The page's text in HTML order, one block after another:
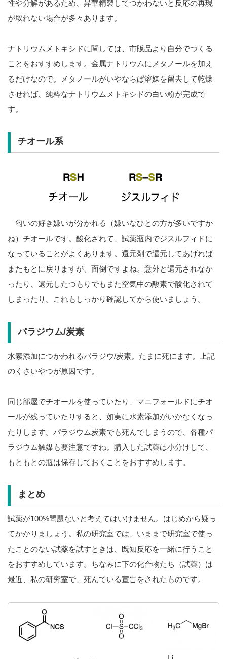
性や分解があるため、昇華精製してつかわないと反応の再現
が取れない場合が多々あります。
ナトリウムメトキシドに関しては、市販品より自分でつくる
ことをおすすめします。金属ナトリウムにメタノールを加え
るだけなので。メタノールがいやならば溶媒を留去して乾燥
させれば、純粋なナトリウムメトキシドの白い粉が完成で
す。
チオール系
匂いの好き嫌いが分かれる（嫌いなひとの方が多いですか
ね）チオールです。酸化されて、試薬瓶内でジスルフィドに
なっていることがよくあります。還元剤で還元してあげれば
またもとに戻りますが、面倒ですよね。意外と還元されなか
ったり、還元したつもりでもまた空気中の酸素で酸化されて
しまったり。これもしっかり確認してから使いましょう。
パラジウム/炭素
水素添加につかわれるパラジウ/炭素。たまに死にます。上記
のくさいやつが原因です。
同じ部屋でチオールを使っていたり、マニフォールドにチオ
ールが残っていたりすると、如実に水素添加がいかなくなっ
たりします。パラジウム炭素でも死んでしまうので、各種パ
ラジウム触媒も要注意ですね。購入した試薬は小分けして、
もともとの瓶は保存しておくことをおすすめします。
まとめ
試薬が100%問題ないと考えてはいけません。はじめから疑っ
てかかりましょう。私の研究室では、いままで研究室で使っ
たことのない試薬を試すときは、既知反応を一緒に行うこと
をおすすめしています。ちなみに下の化合物たち（試薬）は
最近、私の研究室で、死んでいる宣告をされたものです。